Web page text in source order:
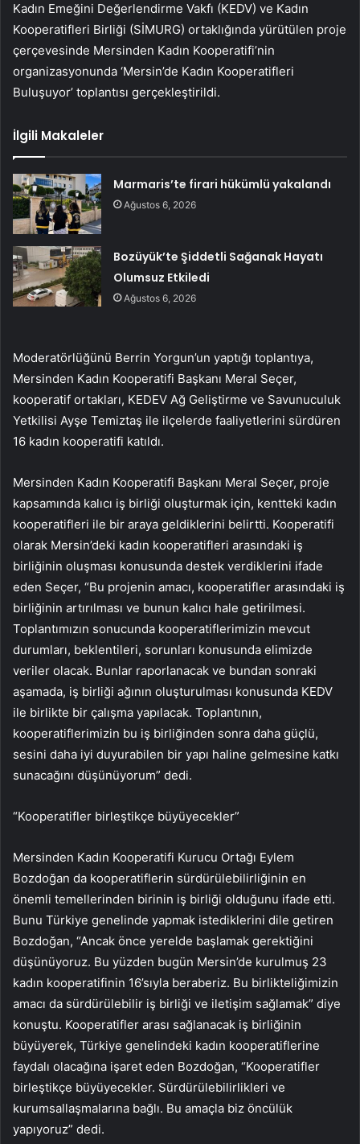
Kadın Emeğini Değerlendirme Vakfı (KEDV) ve Kadın
Kooperatifleri Birliği (SİMURG) ortaklığında yürütülen proje
çerçevesinde Mersinden Kadın Kooperatifi’nin
organizasyonunda ‘Mersin’de Kadın Kooperatifleri
Buluşuyor’ toplantısı gerçekleştirildi.
İlgili Makaleler
Marmaris’te firari hükümlü yakalandı
Ağustos 6, 2026
Bozüyük’te Şiddetli Sağanak Hayatı
Olumsuz Etkiledi
Ağustos 6, 2026
Moderatörlüğünü Berrin Yorgun’un yaptığı toplantıya,
Mersinden Kadın Kooperatifi Başkanı Meral Seçer,
kooperatif ortakları, KEDEV Ağ Geliştirme ve Savunuculuk
Yetkilisi Ayşe Temiztaş ile ilçelerde faaliyetlerini sürdüren
16 kadın kooperatifi katıldı.
Mersinden Kadın Kooperatifi Başkanı Meral Seçer, proje
kapsamında kalıcı iş birliği oluşturmak için, kentteki kadın
kooperatifleri ile bir araya geldiklerini belirtti. Kooperatifi
olarak Mersin’deki kadın kooperatifleri arasındaki iş
birliğinin oluşması konusunda destek verdiklerini ifade
eden Seçer, “Bu projenin amacı, kooperatifler arasındaki iş
birliğinin artırılması ve bunun kalıcı hale getirilmesi.
Toplantımızın sonucunda kooperatiflerimizin mevcut
durumları, beklentileri, sorunları konusunda elimizde
veriler olacak. Bunlar raporlanacak ve bundan sonraki
aşamada, iş birliği ağının oluşturulması konusunda KEDV
ile birlikte bir çalışma yapılacak. Toplantının,
kooperatiflerimizin bu iş birliğinden sonra daha güçlü,
sesini daha iyi duyurabilen bir yapı haline gelmesine katkı
sunacağını düşünüyorum” dedi.
“Kooperatifler birleştikçe büyüyecekler”
Mersinden Kadın Kooperatifi Kurucu Ortağı Eylem
Bozdoğan da kooperatiflerin sürdürülebilirliğinin en
önemli temellerinden birinin iş birliği olduğunu ifade etti.
Bunu Türkiye genelinde yapmak istediklerini dile getiren
Bozdoğan, “Ancak önce yerelde başlamak gerektiğini
düşünüyoruz. Bu yüzden bugün Mersin’de kurulmuş 23
kadın kooperatifinin 16’sıyla beraberiz. Bu birlikteliğimizin
amacı da sürdürülebilir iş birliği ve iletişim sağlamak” diye
konuştu. Kooperatifler arası sağlanacak iş birliğinin
büyüyerek, Türkiye genelindeki kadın kooperatiflerine
faydalı olacağına işaret eden Bozdoğan, “Kooperatifler
birleştikçe büyüyecekler. Sürdürülebilirlikleri ve
kurumsallaşmalarına bağlı. Bu amaçla biz öncülük
yapıyoruz” dedi.